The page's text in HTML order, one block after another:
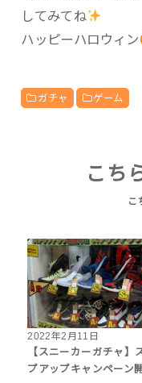
してみてね
ハッピーハロウィン
ガチャ ゲーム
こち
2022年2月11日
【スニーカーガチャ】
プアップキャンペーン